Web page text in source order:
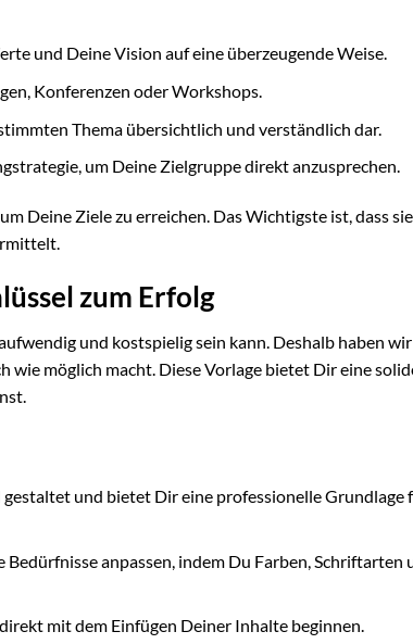
und Deine Vision auf eine überzeugende Weise.
Konferenzen oder Workshops.
Thema übersichtlich und verständlich dar.
um Deine Zielgruppe direkt anzusprechen.
Deine Ziele zu erreichen. Das Wichtigste ist, dass sie
zum Erfolg
und kostspielig sein kann. Deshalb haben wir
wie möglich macht. Diese Vorlage bietet Dir eine
und bietet Dir eine professionelle Grundlage
anpassen, indem Du Farben, Schriftarten
mit dem Einfügen Deiner Inhalte beginnen.